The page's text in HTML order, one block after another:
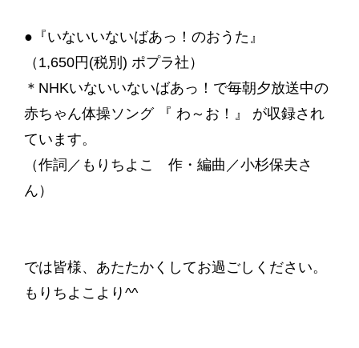
●『いないいないばあっ！のおうた』
（1,650円(税別) ポプラ社）
＊NHKいないいないばあっ！で毎朝夕放送中の
赤ちゃん体操ソング 『 わ～お！』 が収録され
ています。
（作詞／もりちよこ 作・編曲／小杉保夫さ
ん）
では皆様、あたたかくしてお過ごしください。
もりちよこより^^